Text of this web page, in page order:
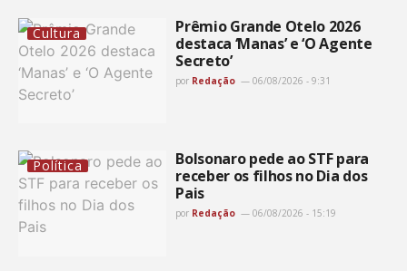
Cultura
Prêmio Grande Otelo 2026
destaca ‘Manas’ e ‘O Agente
Secreto’
por Redação 06/08/2026 - 9:31
Política
Bolsonaro pede ao STF para
receber os filhos no Dia dos
Pais
por Redação 06/08/2026 - 15:19